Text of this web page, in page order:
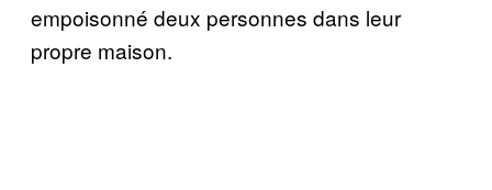
empoisonné deux personnes dans leur
propre maison.